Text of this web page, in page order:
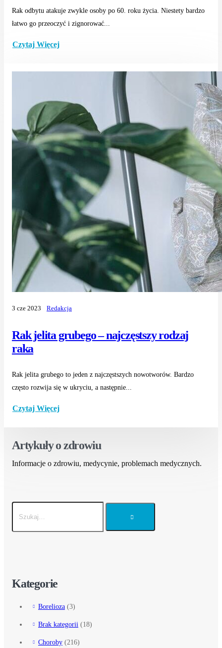
Rak odbytu atakuje zwykle osoby po 60. roku życia. Niestety bardzo
łatwo go przeoczyć i zignorować...
Czytaj Więcej
Rak jelita grubego – najczęstszy rodzaj
raka
3 cze 2023 Redakcja
Rak jelita grubego to jeden z najczęstszych nowotworów. Bardzo
często rozwija się w ukryciu, a następnie...
Czytaj Więcej
Artykuły o zdrowiu
Informacje o zdrowiu, medycynie, problemach medycznych.
Kategorie
Borelioza (3)
Brak kategorii (18)
Choroby (216)